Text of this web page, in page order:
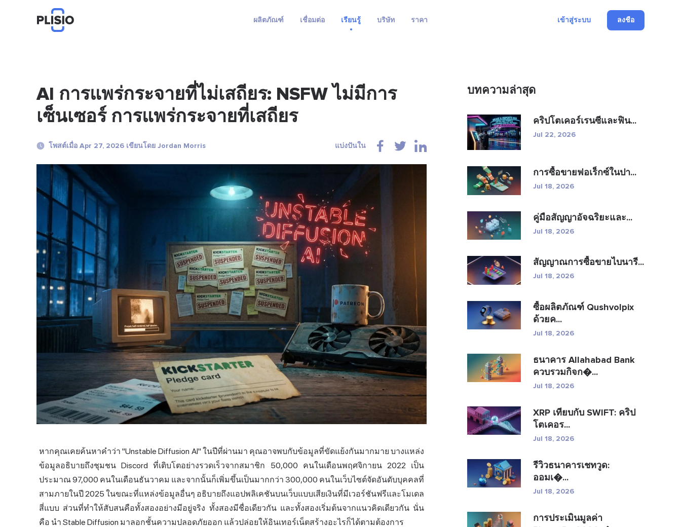
ผลิตภัณฑ์ เชื่อมต่อ เรียนรู้ บริษัท ราคา เข้าสู่ระบบ ลงชื่อ
AI การแพร่กระจายที่ไม่เสถียร: NSFW ไม่มีการ
เซ็นเซอร์ การแพร่กระจายที่เสถียร
โพสต์เมื่อ Apr 27, 2026 เขียนโดย Jordan Morris แบ่งปันใน
หากคุณเคยค้นหาคำว่า "Unstable Diffusion AI" ในปีที่ผ่านมา คุณอาจพบกับข้อมูลที่ขัดแย้งกันมากมาย บางแหล่ง
ข้อมูลอธิบายถึงชุมชน Discord ที่เติบโตอย่างรวดเร็วจากสมาชิก 50,000 คนในเดือนพฤศจิกายน 2022 เป็น
ประมาณ 97,000 คนในเดือนธันวาคม และจากนั้นก็เพิ่มขึ้นเป็นมากกว่า 300,000 คนในเว็บไซต์จัดอันดับบุคคลที่
สามภายในปี 2025 ในขณะที่แหล่งข้อมูลอื่นๆ อธิบายถึงแอปพลิเคชันบนเว็บแบบเสียเงินที่มีเวอร์ชันฟรีและโมเดล
สี่แบบ ส่วนที่ทำให้สับสนคือทั้งสองอย่างมีอยู่จริง ทั้งสองมีชื่อเดียวกัน และทั้งสองเริ่มต้นจากแนวคิดเดียวกัน นั่น
คือ นำ Stable Diffusion มาลอกชั้นความปลอดภัยออก แล้วปล่อยให้อินเทอร์เน็ตสร้างอะไรก็ได้ตามต้องการ
บทความล่าสุด
คริปโตเคอร์เรนซีและฟิน...
Jul 22, 2026
การซื้อขายฟอเร็กซ์ในปา...
Jul 18, 2026
คู่มือสัญญาอัจฉริยะและ...
Jul 18, 2026
สัญญาณการซื้อขายไบนารี...
Jul 18, 2026
ซื้อผลิตภัณฑ์ Qushvolpix
ด้วยค...
Jul 18, 2026
ธนาคาร Allahabad Bank
ควบรวมกิจก�...
Jul 18, 2026
XRP เทียบกับ SWIFT: คริป
โตเคอร...
Jul 18, 2026
รีวิวธนาคารเชทวูด:
ออมเ�...
Jul 18, 2026
การประเมินมูลค่า